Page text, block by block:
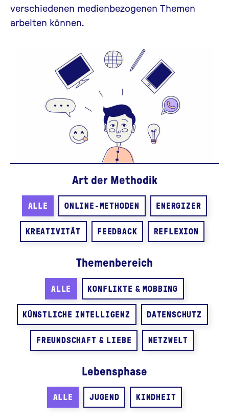
verschiedenen medienbezogenen Themen
arbeiten können.
Art der Methodik
ALLE ONLINE-METHODEN ENERGIZER
KREATIVITÄT FEEDBACK REFLEXION
Themenbereich
ALLE KONFLIKTE & MOBBING
KÜNSTLICHE INTELLIGENZ DATENSCHUTZ
FREUNDSCHAFT & LIEBE NETZWELT
Lebensphase
ALLE JUGEND KINDHEIT